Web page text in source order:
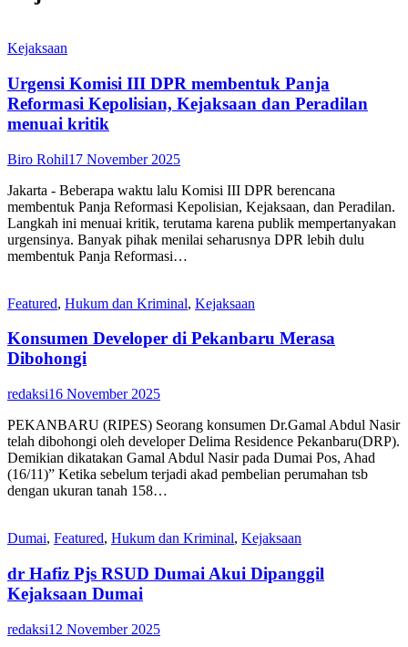
Kejaksaan
Urgensi Komisi III DPR membentuk Panja
Reformasi Kepolisian, Kejaksaan dan Peradilan
menuai kritik
Biro Rohil17 November 2025
Jakarta - Beberapa waktu lalu Komisi III DPR berencana
membentuk Panja Reformasi Kepolisian, Kejaksaan, dan Peradilan.
Langkah ini menuai kritik, terutama karena publik mempertanyakan
urgensinya. Banyak pihak menilai seharusnya DPR lebih dulu
membentuk Panja Reformasi…
Featured, Hukum dan Kriminal, Kejaksaan
Konsumen Developer di Pekanbaru Merasa
Dibohongi
redaksi16 November 2025
PEKANBARU (RIPES) Seorang konsumen Dr.Gamal Abdul Nasir
telah dibohongi oleh developer Delima Residence Pekanbaru(DRP).
Demikian dikatakan Gamal Abdul Nasir pada Dumai Pos, Ahad
(16/11)” Ketika sebelum terjadi akad pembelian perumahan tsb
dengan ukuran tanah 158…
Dumai, Featured, Hukum dan Kriminal, Kejaksaan
dr Hafiz Pjs RSUD Dumai Akui Dipanggil
Kejaksaan Dumai
redaksi12 November 2025